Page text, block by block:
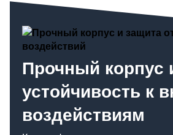
Прочный корпус
устойчивость к
воздействиям